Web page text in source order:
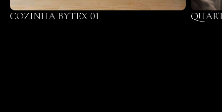
COZINHA BYTEX 01